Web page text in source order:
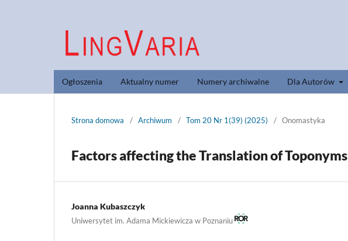
Ogłoszenia Aktualny numer Numery archiwalne Dla Autorów
Strona domowa / Archiwum / Tom 20 Nr 1(39) (2025) / Onomastyka
Factors affecting the Translation of Toponyms
Joanna Kubaszczyk
Uniwersytet im. Adama Mickiewicza w Poznaniu